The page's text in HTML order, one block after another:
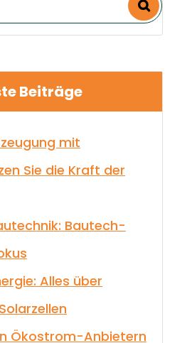
Beiträge
mit
Sie die Kraft der
Bautech-
Alles über
Ökostrom-Anbietern